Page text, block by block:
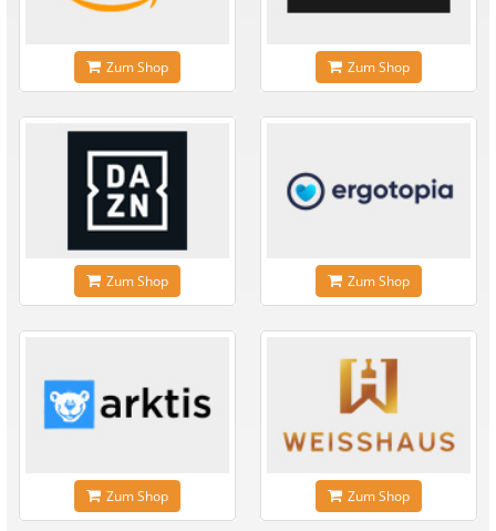
Zum Shop Zum Shop
Zum Shop Zum Shop
Zum Shop Zum Shop